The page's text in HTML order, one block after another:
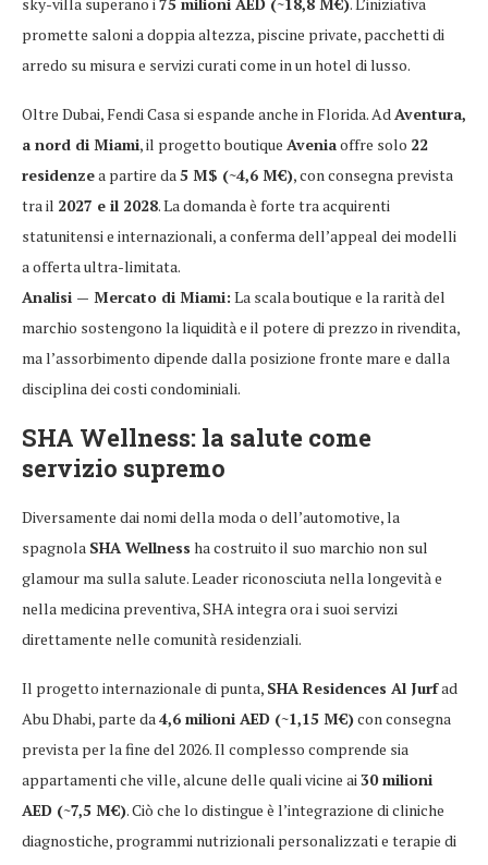
promette saloni a doppia altezza, piscine private, pacchetti di
arredo su misura e servizi curati come in un hotel di lusso.
Oltre Dubai, Fendi Casa si espande anche in Florida. Ad Aventura,
a nord di Miami, il progetto boutique Aveniaoffre solo 22
residenzea partire da 5 M$ (~4,6 M€), con consegna prevista
tra il 2027 e il 2028. La domanda è forte tra acquirenti
statunitensi e internazionali, a conferma dell’appeal dei modelli
a offerta ultra-limitata.
Analisi — Mercato di Miami: La scala boutique e la rarità del
marchio sostengono la liquidità e il potere di prezzo in rivendita,
ma l’assorbimento dipende dalla posizione fronte mare e dalla
disciplina dei costi condominiali.
SHA Wellness: la salute come
servizio supremo
Diversamente dai nomi della moda o dell’automotive, la
spagnola SHA Wellness ha costruito il suo marchio non sul
glamour ma sulla salute. Leader riconosciuta nella longevità e
nella medicina preventiva, SHA integra ora i suoi servizi
direttamente nelle comunità residenziali.
Il progetto internazionale di punta, SHA Residences Al Jurfad
Abu Dhabi, parte da 4,6 milioni AED (~1,15 M€)con consegna
prevista per la fine del 2026. Il complesso comprende sia
appartamenti che ville, alcune delle quali vicine ai 30 milioni
AED (~7,5 M€). Ciò che lo distingue è l’integrazione di cliniche
diagnostiche, programmi nutrizionali personalizzati e terapie di